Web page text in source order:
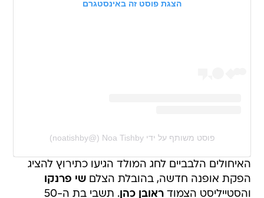
הצגת פוסט זה באינסטגרם
פוסט משותף על ידי ‏‎Noa Tishby‎‏ (@‏‎noatishby‎‏)
האיחולים הלבביים לחג המולד הגיעו כתירוץ להציג
הפקת אופנה חדשה, בהובלת הצלםשי פרנקו
והסטייליסט הצמודראובן כהן
. תשבי בת ה-50